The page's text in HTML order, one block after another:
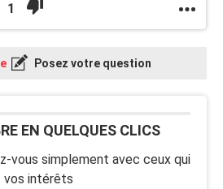
1
Posez votre question
EN QUELQUES CLICS
vous simplement avec ceux qui
vos intérêts